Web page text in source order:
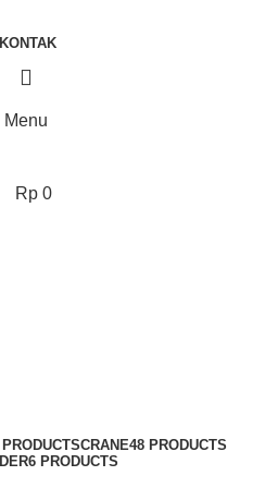
KONTAK
Menu
Rp 0
CRANE48 PRODUCTS
6 PRODUCTS